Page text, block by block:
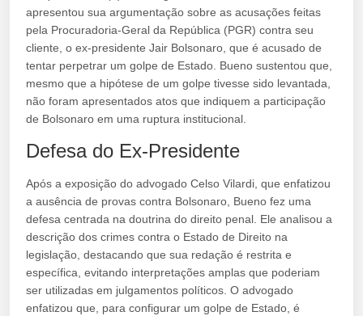
apresentou sua argumentação sobre as acusações feitas
pela Procuradoria-Geral da República (PGR) contra seu
cliente, o ex-presidente Jair Bolsonaro, que é acusado de
tentar perpetrar um golpe de Estado. Bueno sustentou que,
mesmo que a hipótese de um golpe tivesse sido levantada,
não foram apresentados atos que indiquem a participação
de Bolsonaro em uma ruptura institucional.
Defesa do Ex-Presidente
Após a exposição do advogado Celso Vilardi, que enfatizou
a ausência de provas contra Bolsonaro, Bueno fez uma
defesa centrada na doutrina do direito penal. Ele analisou a
descrição dos crimes contra o Estado de Direito na
legislação, destacando que sua redação é restrita e
específica, evitando interpretações amplas que poderiam
ser utilizadas em julgamentos políticos. O advogado
enfatizou que, para configurar um golpe de Estado, é